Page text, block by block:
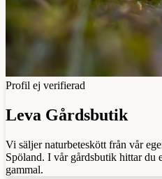
Profil ej verifierad
Leva Gårdsbutik
Vi säljer naturbeteskött från vår
Spöland. I vår gårdsbutik hittar du
gammal.